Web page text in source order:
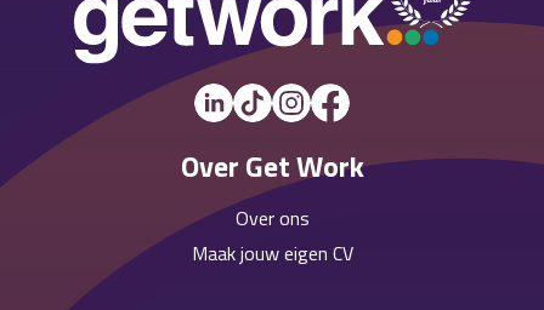
Over Get Work
Over ons
Maak jouw eigen CV